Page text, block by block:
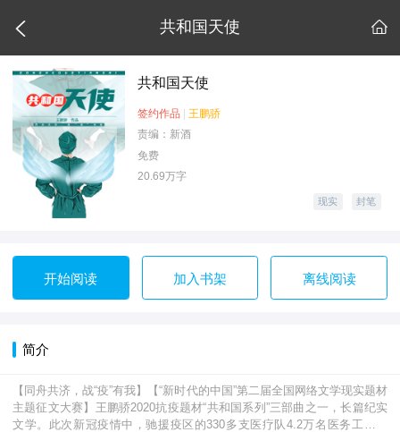
 共和国天使 
共和国天使
签约作品 | 王鹏骄
责编：新酒
免费
20.69万字
现实 封笔
开始阅读 加入书架 离线阅读
简介
【同舟共济，战“疫”有我】【“新时代的中国”第二届全国网络文学现实题材
主题征文大赛】王鹏骄2020抗疫题材“共和国系列”三部曲之一，长篇纪实
文学。此次新冠疫情中，驰援疫区的330多支医疗队4.2万名医务工作者